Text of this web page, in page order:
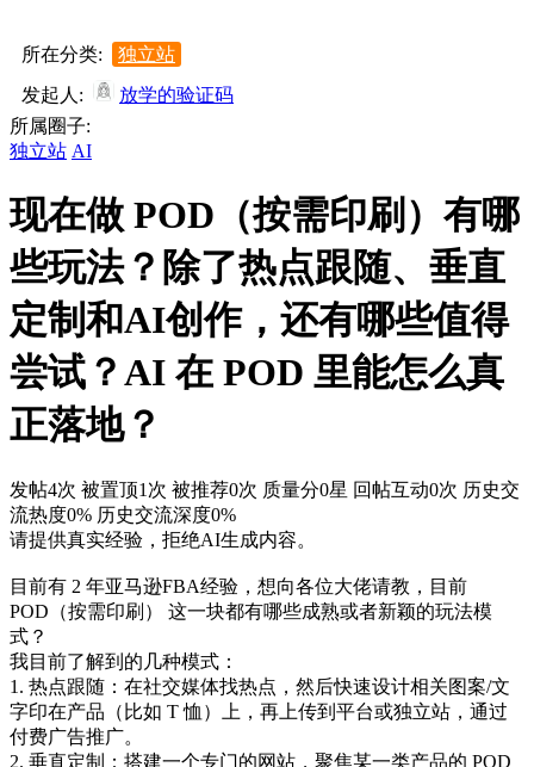
所在分类:
独立站
发起人:
放学的验证码
所属圈子:
独立站 AI
现在做 POD（按需印刷）有哪
些玩法？除了热点跟随、垂直
定制和AI创作，还有哪些值得
尝试？AI 在 POD 里能怎么真
正落地？
发帖4次 被置顶1次 被推荐0次 质量分0星 回帖互动0次 历史交
流热度0% 历史交流深度0%
请提供真实经验，拒绝AI生成内容。
目前有 2 年亚马逊FBA经验，想向各位大佬请教，目前
POD（按需印刷） 这一块都有哪些成熟或者新颖的玩法模
式？
我目前了解到的几种模式：
1. 热点跟随：在社交媒体找热点，然后快速设计相关图案/文
字印在产品（比如 T 恤）上，再上传到平台或独立站，通过
付费广告推广。
2. 垂直定制：搭建一个专门的网站，聚焦某一类产品的 POD